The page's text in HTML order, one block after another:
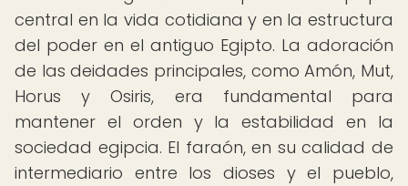
central en la vida cotidiana y en la estructura
del poder en el antiguo Egipto. La adoración
de las deidades principales, como Amón, Mut,
Horus y Osiris, era fundamental para
mantener el orden y la estabilidad en la
sociedad egipcia. El faraón, en su calidad de
intermediario entre los dioses y el pueblo,